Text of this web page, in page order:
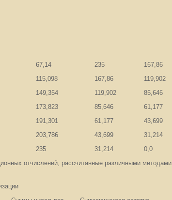
67,14 235
167,86
115,098 167,86
119,902
149,354 119,902
85,646
173,823 85,646
61,177
191,301 61,177
43,699
203,786 43,699
31,214
235 31,214
0,0
отчислений, рассчитанные различными методами